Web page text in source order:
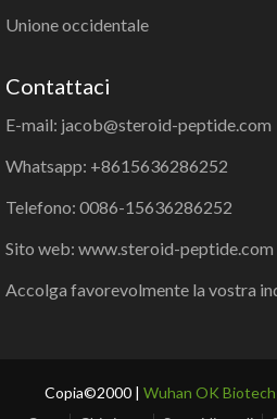
Unione occidentale
Contattaci
E-mail: jacob@steroid-peptide.com
Whatsapp: +8615636286252
Telefono: 0086-15636286252
Sito web: www.steroid-peptide.com
Accolga favorevolmente la vostra
Copia©2000 | Wuhan OK Biotech